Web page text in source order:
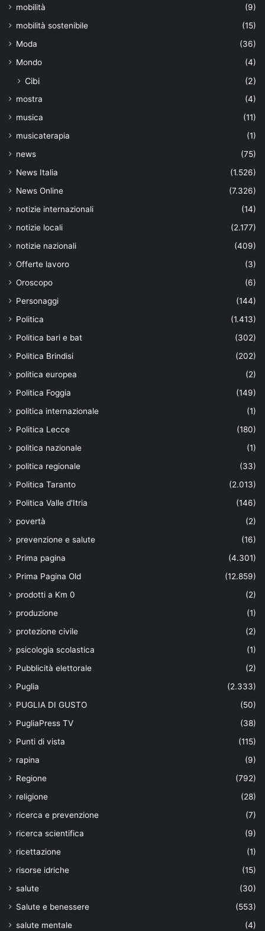
mobilità
(9)
mobilità sostenibile
(15)
Moda
(36)
Mondo
(4)
Cibi (2)
mostra
(4)
musica
(11)
musicaterapia
(1)
news
(75)
News Italia
(1.526)
News Online
(7.326)
notizie internazionali
(14)
notizie locali
(2.177)
notizie nazionali
(409)
Offerte lavoro
(3)
Oroscopo
(6)
Personaggi
(144)
Politica
(1.413)
Politica bari e bat
(302)
Politica Brindisi
(202)
politica europea
(2)
Politica Foggia
(149)
politica internazionale
(1)
Politica Lecce
(180)
politica nazionale
(1)
politica regionale
(33)
Politica Taranto
(2.013)
Politica Valle d'Itria
(146)
povertà
(2)
prevenzione e salute
(16)
Prima pagina
(4.301)
Prima Pagina Old
(12.859)
prodotti a Km 0
(2)
produzione
(1)
protezione civile
(2)
psicologia scolastica
(1)
Pubblicità elettorale
(2)
Puglia
(2.333)
PUGLIA DI GUSTO
(50)
PugliaPress TV
(38)
Punti di vista
(115)
rapina
(9)
Regione
(792)
religione
(28)
ricerca e prevenzione
(7)
ricerca scientifica
(9)
ricettazione
(1)
risorse idriche
(15)
salute
(30)
Salute e benessere
(553)
salute mentale
(4)